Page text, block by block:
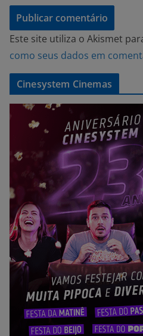
Este site utiliza o Akismet
como seus dados em
Cinesystem Cinemas